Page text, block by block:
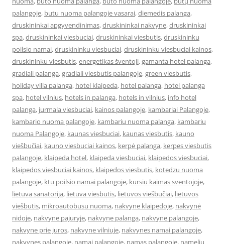
palangoje, butu nuoma palangoje vasarai,diemedis palanga,
druskininkai apgyvendinimas,druskininkai nakvyne,druskininkai
spa,druskininkai viesbuciai,druskininkai viesbutis,druskininku
poilsio namai,druskininku viesbuciai,druskininku viesbuciai kainos,
druskininku viesbutis,energetikas šventoji,gamanta hotel palanga,
gradiali palanga,gradiali viesbutis palangoje,green viesbutis,
holiday villa palanga, hotel klaipeda, hotel palanga, hotel palanga
spa, hotel vilnius, hotels in palanga, hotels in vilnius, info hotel
palanga, jurmala viesbuciai, kainos palangoje, kambariai Palangoje,
kambario nuoma palangoje, kambariu nuoma palanga, kambariu
nuoma Palangoje, kaunas viesbuciai, kaunas viesbutis, kauno
viešbučiai, kauno viesbuciai kainos, kerpė palanga, kerpes viesbutis
palangoje, klaipeda hotel, klaipeda viesbuciai, klaipedos viesbuciai,
klaipedos viesbuciai kainos, klaipedos viesbutis, kotedzu nuoma
palangoje, ktu poilsio namai palangoje, kursiu kaimas sventojoje,
lietuva sanatorija, lietuva viesbutis, lietuvos viešbučiai, lietuvos
viešbutis, mikroautobusu nuoma, nakvyne klaipedoje, nakvynė
nidoje, nakvyne pajuryje, nakvyne palanga, nakvyne palangoje,
nakvyne prie juros, nakvyne vilniuje, nakvynes namai palangoje,
nakvynes palangoje, namai palangoje, namas palangoje, namelių